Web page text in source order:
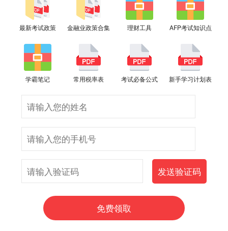
最新考试政策 金融业政策合集 理财工具 AFP考试知识点
学霸笔记 常用税率表 考试必备公式 新手学习计划表